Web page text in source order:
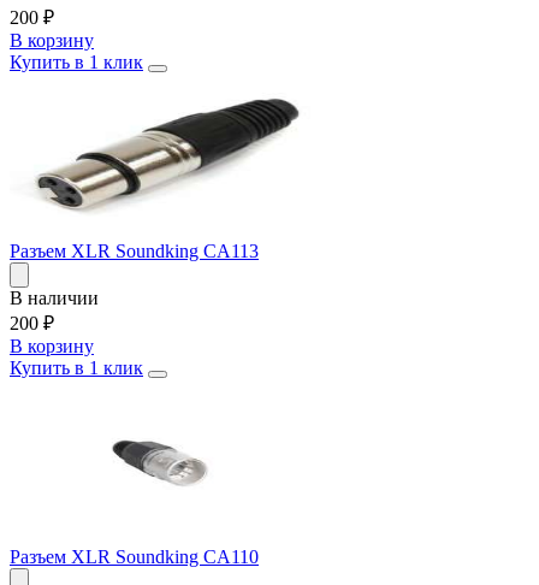
200 ₽
В корзину
Купить в 1 клик
Разъем XLR Soundking CA113
В наличии
200 ₽
В корзину
Купить в 1 клик
Разъем XLR Soundking CA110